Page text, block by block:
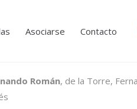
Asociarse Contacto
Román, de la Torre,